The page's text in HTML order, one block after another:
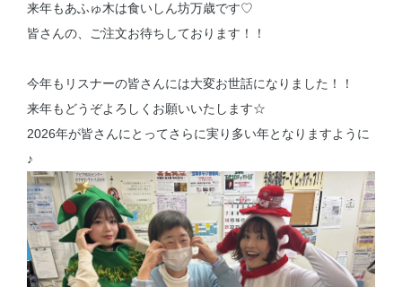
来年もあふゅ木は食いしん坊万歳です♡
皆さんの、ご注文お待ちしております！！
今年もリスナーの皆さんには大変お世話になりました！！
来年もどうぞよろしくお願いいたします☆
2026年が皆さんにとってさらに実り多い年となりますように
♪